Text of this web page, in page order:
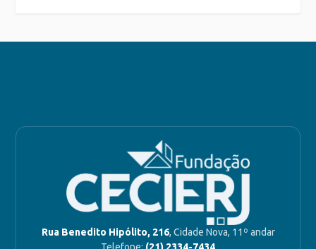
Rua Benedito Hipólito, 216, Cidade Nova, 11º andar